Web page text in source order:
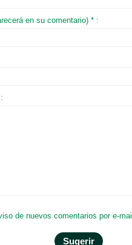
en su comentario) * :
de nuevos comentarios por e-mail